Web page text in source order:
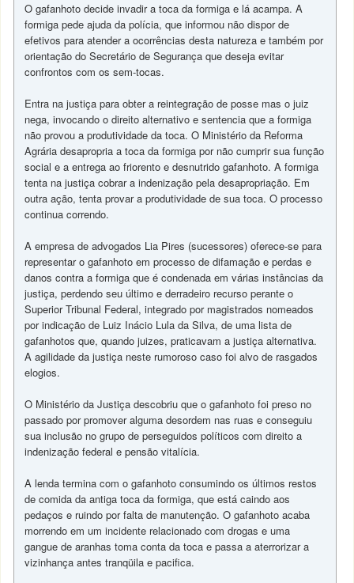
O gafanhoto decide invadir a toca da formiga e lá acampa. A
formiga pede ajuda da polícia, que informou não dispor de
efetivos para atender a ocorrências desta natureza e também por
orientação do Secretário de Segurança que deseja evitar
confrontos com os sem-tocas.
Entra na justiça para obter a reintegração de posse mas o juiz
nega, invocando o direito alternativo e sentencia que a formiga
não provou a produtividade da toca. O Ministério da Reforma
Agrária desapropria a toca da formiga por não cumprir sua função
social e a entrega ao friorento e desnutrido gafanhoto. A formiga
tenta na justiça cobrar a indenização pela desapropriação. Em
outra ação, tenta provar a produtividade de sua toca. O processo
continua correndo.
A empresa de advogados Lia Pires (sucessores) oferece-se para
representar o gafanhoto em processo de difamação e perdas e
danos contra a formiga que é condenada em várias instâncias da
justiça, perdendo seu último e derradeiro recurso perante o
Superior Tribunal Federal, integrado por magistrados nomeados
por indicação de Luiz Inácio Lula da Silva, de uma lista de
gafanhotos que, quando juizes, praticavam a justiça alternativa.
A agilidade da justiça neste rumoroso caso foi alvo de rasgados
elogios.
O Ministério da Justiça descobriu que o gafanhoto foi preso no
passado por promover alguma desordem nas ruas e conseguiu
sua inclusão no grupo de perseguidos políticos com direito a
indenização federal e pensão vitalícia.
A lenda termina com o gafanhoto consumindo os últimos restos
de comida da antiga toca da formiga, que está caindo aos
pedaços e ruindo por falta de manutenção. O gafanhoto acaba
morrendo em um incidente relacionado com drogas e uma
gangue de aranhas toma conta da toca e passa a aterrorizar a
vizinhança antes tranqüila e pacifica.